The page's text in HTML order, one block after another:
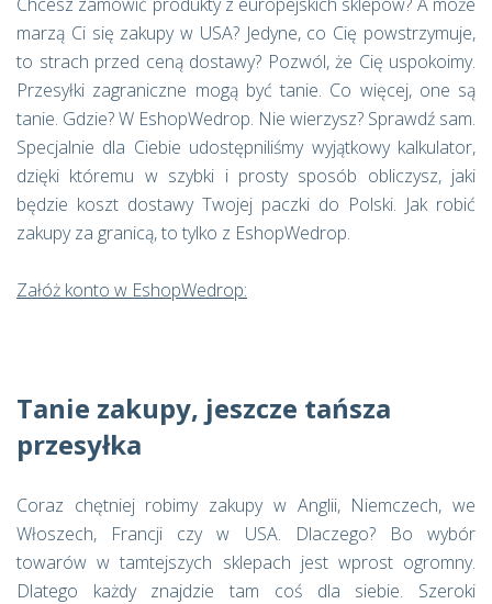
marzą Ci się zakupy w USA? Jedyne, co Cię powstrzymuje,
to strach przed ceną dostawy? Pozwól, że Cię uspokoimy.
Przesyłki zagraniczne mogą być tanie. Co więcej, one są
tanie. Gdzie? W EshopWedrop. Nie wierzysz? Sprawdź sam.
Specjalnie dla Ciebie udostępniliśmy wyjątkowy kalkulator,
dzięki któremu w szybki i prosty sposób obliczysz, jaki
będzie koszt dostawy Twojej paczki do Polski. Jak robić
zakupy za granicą, to tylko z EshopWedrop.
Załóż konto w EshopWedrop:
Tanie zakupy, jeszcze tańsza
przesyłka
Coraz chętniej robimy zakupy w Anglii, Niemczech, we
Włoszech, Francji czy w USA. Dlaczego? Bo wybór
towarów w tamtejszych sklepach jest wprost ogromny.
Dlatego każdy znajdzie tam coś dla siebie. Szeroki